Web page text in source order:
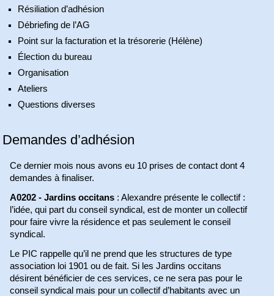
Résiliation d’adhésion
Débriefing de l’AG
Point sur la facturation et la trésorerie (Hélène)
Élection du bureau
Organisation
Ateliers
Questions diverses
Demandes d’adhésion
Ce dernier mois nous avons eu 10 prises de contact dont 4
demandes à finaliser.
A0202 - Jardins occitans : Alexandre présente le collectif :
l’idée, qui part du conseil syndical, est de monter un collectif
pour faire vivre la résidence et pas seulement le conseil
syndical.
Le PIC rappelle qu’il ne prend que les structures de type
association loi 1901 ou de fait. Si les Jardins occitans
désirent bénéficier de ces services, ce ne sera pas pour le
conseil syndical mais pour un collectif d’habitants avec un